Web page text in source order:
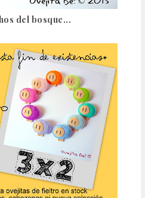
del bosque...